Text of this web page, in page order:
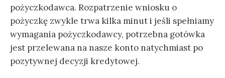
pożyczkodawca. Rozpatrzenie wniosku o
pożyczkę zwykle trwa kilka minut i jeśli spełniamy
wymagania pożyczkodawcy, potrzebna gotówka
jest przelewana na nasze konto natychmiast po
pozytywnej decyzji kredytowej.